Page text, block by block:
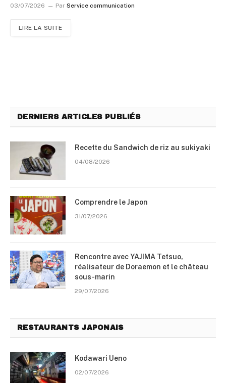
03/07/2026 Par Service communication
LIRE LA SUITE
DERNIERS ARTICLES PUBLIÉS
Recette du Sandwich de riz au sukiyaki
04/08/2026
Comprendre le Japon
31/07/2026
Rencontre avec YAJIMA Tetsuo,
réalisateur de Doraemon et le château
sous-marin
29/07/2026
RESTAURANTS JAPONAIS
Kodawari Ueno
02/07/2026